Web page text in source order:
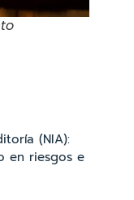
(NIA):
en riesgos e